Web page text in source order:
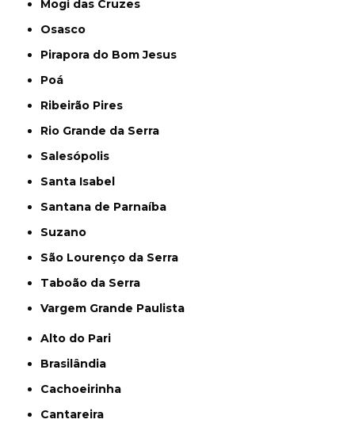
Mogi das Cruzes
Osasco
Pirapora do Bom Jesus
Poá
Ribeirão Pires
Rio Grande da Serra
Salesópolis
Santa Isabel
Santana de Parnaíba
Suzano
São Lourenço da Serra
Taboão da Serra
Vargem Grande Paulista
Alto do Pari
Brasilândia
Cachoeirinha
Cantareira